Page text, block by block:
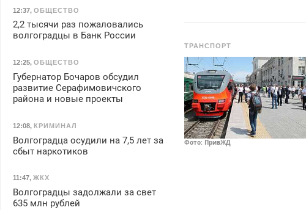
ТРАНСПОРТ
Фото: ПривЖД
12:37, ОБЩЕСТВО
2,2 тысячи раз пожаловались
волгоградцы в Банк России
12:25, ОБЩЕСТВО
Губернатор Бочаров обсудил
развитие Серафимовичского
района и новые проекты
12:08, КРИМИНАЛ
Волгоградца осудили на 7,5 лет за
сбыт наркотиков
11:47, ЖКХ
Волгоградцы задолжали за свет
635 млн рублей